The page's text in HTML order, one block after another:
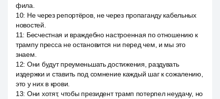
фила.
10: Не через репортёров, не через пропаганду кабельных
новостей.
11: Бесчестная и враждебно настроенная по отношению к
трампу пресса не остановится ни перед чем, и мы это
знаем.
12: Они будут преуменьшать достижения, раздувать
издержки и ставить под сомнение каждый шаг к сожалению,
это у них в крови.
13: Они хотят, чтобы президент трамп потерпел неудачу, но